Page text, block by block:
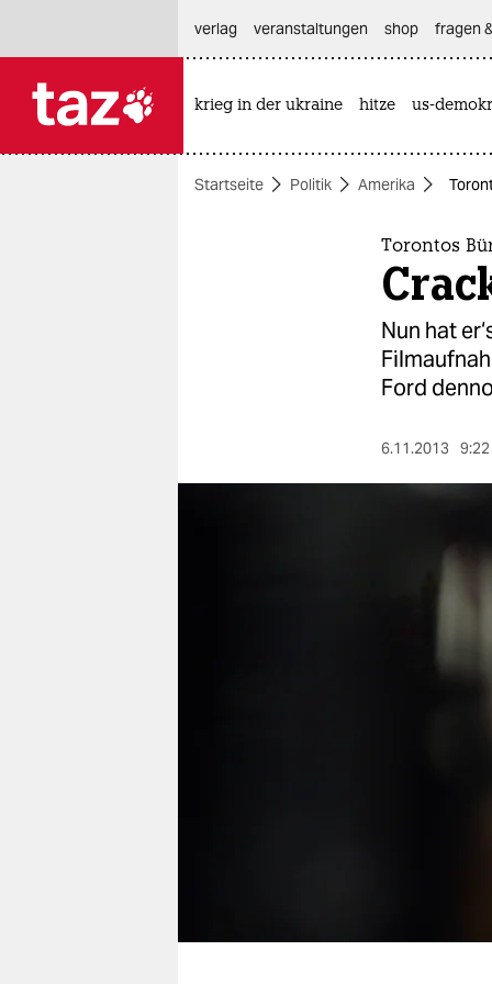
themen
genossenschaft
verlag
veranstaltungen shop fragen
krieg in der ukraine hitze us-
Startseite Politik Amerika
Torontos
Nun hat
Ford
6.11.2013